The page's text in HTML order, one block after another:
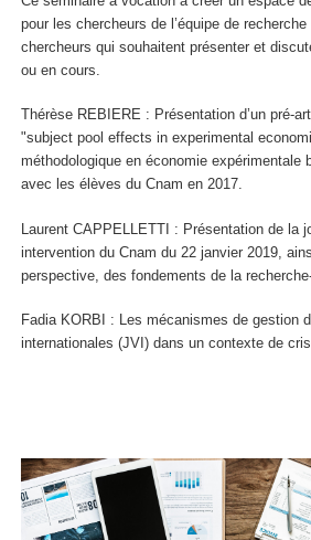
pour les chercheurs de l’équipe de
chercheurs qui souhaitent présenter et
ou en cours.
Thérèse REBIERE : Présentation d’un pré-
"subject pool effects in experimental
méthodologique en économie expérimentale
avec les élèves du Cnam en 2017.
Laurent CAPPELLETTI : Présentation de la
intervention du Cnam du 22 janvier 2019,
perspective, des fondements de la
Fadia KORBI : Les mécanismes de gestion
internationales (JVI) dans un contexte de